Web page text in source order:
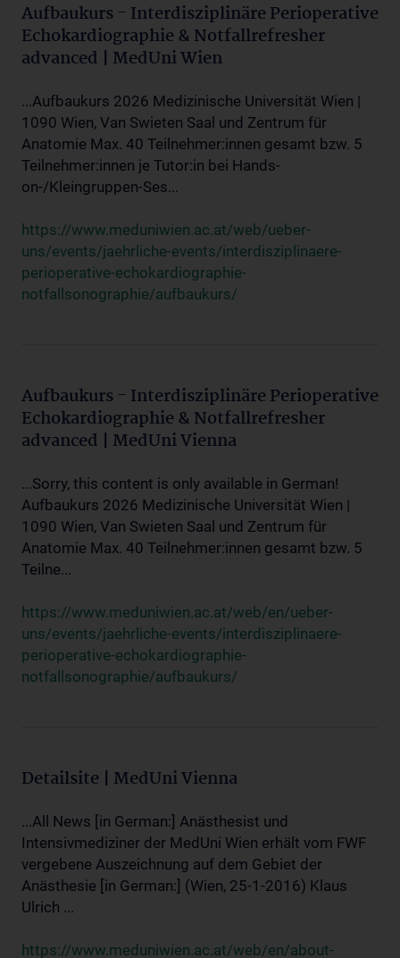
Aufbaukurs - Interdisziplinäre Perioperative
Echokardiographie & Notfallrefresher
advanced | MedUni Wien
...Aufbaukurs 2026 Medizinische Universität Wien |
1090 Wien, Van Swieten Saal und Zentrum für
Anatomie Max. 40 Teilnehmer:innen gesamt bzw. 5
Teilnehmer:innen je Tutor:in bei Hands-
on-/Kleingruppen-Ses...
https://www.meduniwien.ac.at/web/ueber-
uns/events/jaehrliche-events/interdisziplinaere-
perioperative-echokardiographie-
notfallsonographie/aufbaukurs/
Aufbaukurs - Interdisziplinäre Perioperative
Echokardiographie & Notfallrefresher
advanced | MedUni Vienna
...Sorry, this content is only available in German!
Aufbaukurs 2026 Medizinische Universität Wien |
1090 Wien, Van Swieten Saal und Zentrum für
Anatomie Max. 40 Teilnehmer:innen gesamt bzw. 5
Teilne...
https://www.meduniwien.ac.at/web/en/ueber-
uns/events/jaehrliche-events/interdisziplinaere-
perioperative-echokardiographie-
notfallsonographie/aufbaukurs/
Detailsite | MedUni Vienna
...All News [in German:] Anästhesist und
Intensivmediziner der MedUni Wien erhält vom FWF
vergebene Auszeichnung auf dem Gebiet der
Anästhesie [in German:] (Wien, 25-1-2016) Klaus
Ulrich ...
https://www.meduniwien.ac.at/web/en/about-